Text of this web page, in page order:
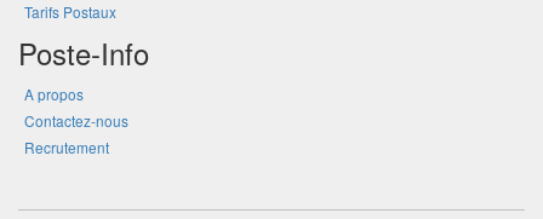
Tarifs Postaux
Poste-Info
A propos
Contactez-nous
Recrutement